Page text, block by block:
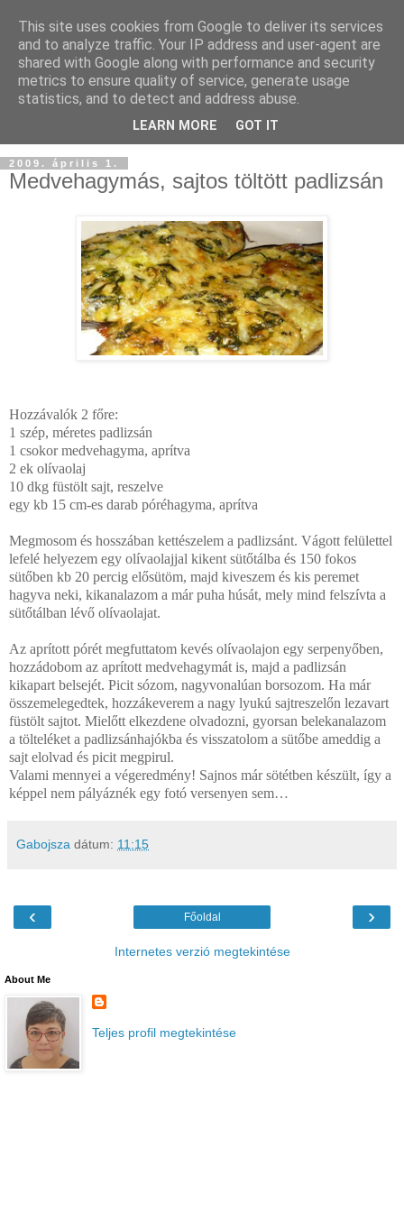
2009. április 1.
Medvehagymás, sajtos töltött padlizsán
Hozzávalók 2 főre:
1 szép, méretes padlizsán
1 csokor medvehagyma, aprítva
2 ek olívaolaj
10 dkg füstölt sajt, reszelve
egy kb 15 cm-es darab póréhagyma, aprítva
Megmosom és hosszában kettészelem a padlizsánt. Vágott felülettel
lefelé helyezem egy olívaolajjal kikent sütőtálba és 150 fokos
sütőben kb 20 percig elősütöm, majd kiveszem és kis peremet
hagyva neki, kikanalazom a már puha húsát, mely mind felszívta a
sütőtálban lévő olívaolajat.
Az aprított pórét megfuttatom kevés olívaolajon egy serpenyőben,
hozzádobom az aprított medvehagymát is, majd a padlizsán
kikapart belsejét. Picit sózom, nagyvonalúan borsozom. Ha már
összemelegedtek, hozzákeverem a nagy lyukú sajtreszelőn lezavart
füstölt sajtot. Mielőtt elkezdene olvadozni, gyorsan belekanalazom
a tölteléket a padlizsánhajókba és visszatolom a sütőbe ameddig a
sajt elolvad és picit megpirul.
Valami mennyei a végeredmény! Sajnos már sötétben készült, így a
képpel nem pályáznék egy fotó versenyen sem…
Gabojsza dátum: 11:15
‹ ›
Főoldal
Internetes verzió megtekintése
About Me
Teljes profil megtekintése
This site uses cookies from Google to deliver its services
and to analyze traffic. Your IP address and user-agent are
shared with Google along with performance and security
metrics to ensure quality of service, generate usage
statistics, and to detect and address abuse.
LEARN MORE GOT IT